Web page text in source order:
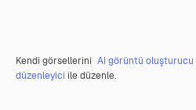
Kendi görsellerini AI görüntü oluşturucu
düzenleyici ile düzenle.